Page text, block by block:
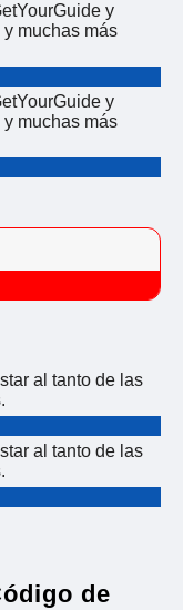
y
muchas más
y
muchas más
al tanto de las
al tanto de las
de